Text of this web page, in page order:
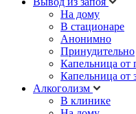
На дому
В стационаре
Анонимно
Принудительно
Капельница от
Капельница от
Алкоголизм
В клинике